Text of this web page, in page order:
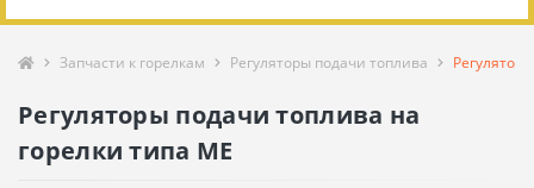
Запчасти к горелкам Регуляторы подачи топлива
Регуляторы подачи топлива на
горелки типа ME